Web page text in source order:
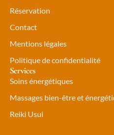
Réservation
Contact
Mentions légales
Politique de confidentialité
Services
Soins énergétiques
Massages bien-être et
Reiki Usui